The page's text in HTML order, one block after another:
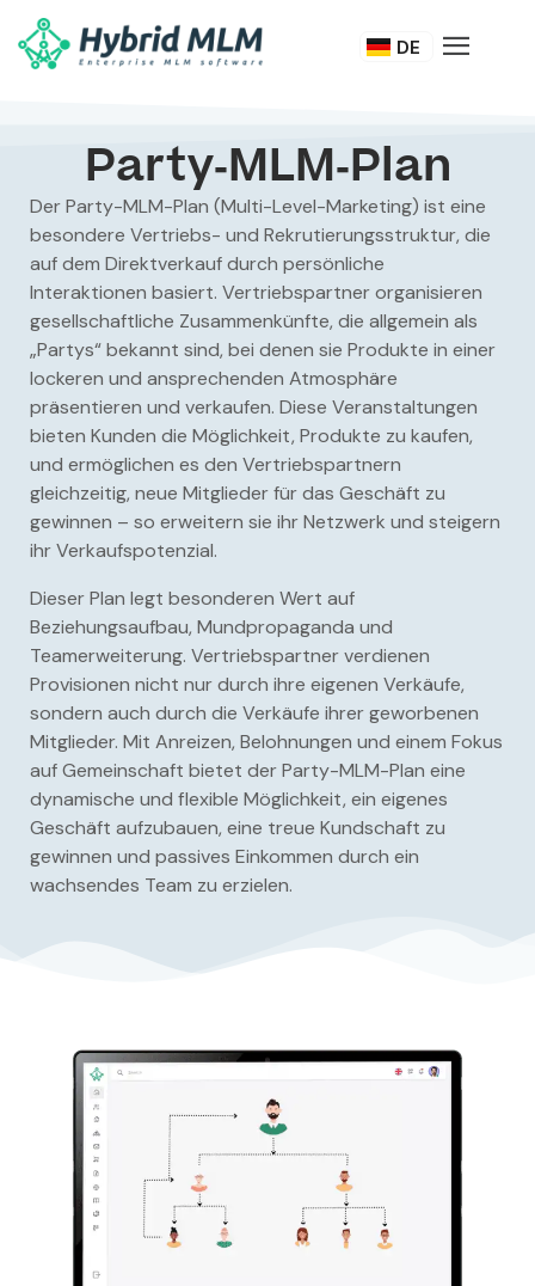
DE
IT
Party-MLM-Plan
Der Party-MLM-Plan (Multi-Level-Marketing) ist eine
besondere Vertriebs- und Rekrutierungsstruktur, die
auf dem Direktverkauf durch persönliche
Interaktionen basiert. Vertriebspartner organisieren
gesellschaftliche Zusammenkünfte, die allgemein als
„Partys“ bekannt sind, bei denen sie Produkte in einer
lockeren und ansprechenden Atmosphäre
präsentieren und verkaufen. Diese Veranstaltungen
bieten Kunden die Möglichkeit, Produkte zu kaufen,
und ermöglichen es den Vertriebspartnern
gleichzeitig, neue Mitglieder für das Geschäft zu
gewinnen – so erweitern sie ihr Netzwerk und steigern
ihr Verkaufspotenzial.
Dieser Plan legt besonderen Wert auf
Beziehungsaufbau, Mundpropaganda und
Teamerweiterung. Vertriebspartner verdienen
Provisionen nicht nur durch ihre eigenen Verkäufe,
sondern auch durch die Verkäufe ihrer geworbenen
Mitglieder. Mit Anreizen, Belohnungen und einem Fokus
auf Gemeinschaft bietet der Party-MLM-Plan eine
dynamische und flexible Möglichkeit, ein eigenes
Geschäft aufzubauen, eine treue Kundschaft zu
gewinnen und passives Einkommen durch ein
wachsendes Team zu erzielen.